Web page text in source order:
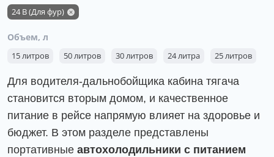
24 В (Для фур)
Объем, л
15 литров 50 литров 30 литров 24 литра 25 литров
Для водителя-дальнобойщика кабина тягача
становится вторым домом, и качественное
питание в рейсе напрямую влияет на здоровье и
бюджет. В этом разделе представлены
портативные автохолодильники с питанием